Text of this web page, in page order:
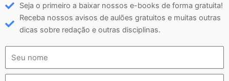
Seja o primeiro a baixar nossos e-books de forma gratuita!
Receba nossos avisos de aulões gratuitos e muitas outras
dicas sobre redação e outras disciplinas.